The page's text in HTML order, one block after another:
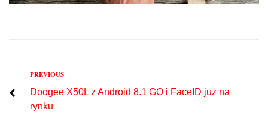
Nawigacja
wpisu
Previous
PREVIOUS
Doogee X50L z Android 8.1 GO i FaceID już na
rynku